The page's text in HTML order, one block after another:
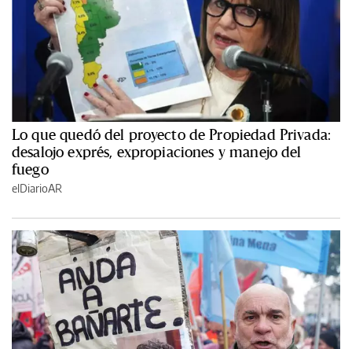
Lo que quedó del proyecto de Propiedad Privada:
desalojo exprés, expropiaciones y manejo del
fuego
elDiarioAR